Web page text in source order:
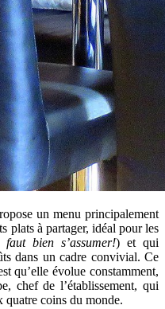
un menu principalement
plats à partager, idéal pour les
bien s’assumer!) et qui
dans un cadre convivial. Ce
qu’elle évolue constamment,
chef de l’établissement, qui
quatre coins du monde.